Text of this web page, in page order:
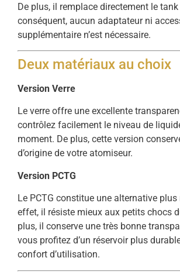
De plus, il remplace directement le tank
conséquent, aucun adaptateur ni
supplémentaire n’est nécessaire.
Deux matériaux au choix
Version Verre
Le verre offre une excellente
contrôlez facilement le niveau de
moment. De plus, cette version
d’origine de votre atomiseur.
Version PCTG
Le PCTG constitue une alternative plus
effet, il résiste mieux aux petits chocs
plus, il conserve une très bonne
vous profitez d’un réservoir plus
confort d’utilisation.